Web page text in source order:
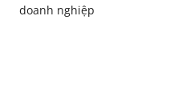
doanh nghiệp